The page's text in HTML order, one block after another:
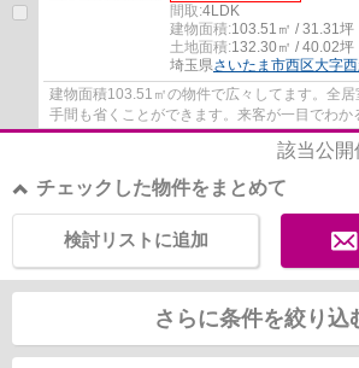
間取:4LDK
建物面積:103.51㎡ / 31.31坪
土地面積:132.30㎡ / 40.02坪
埼玉県さいたま市西区大字
建物面積103.51㎡の物件で広々してます。全
手間も省くことができます。来客が一目でわか
ご家族にも十分な広さの4LDK物件です。お客...
該当公開
チェックした物件をまとめて
検討リストに追加
さらに条件を絞り込